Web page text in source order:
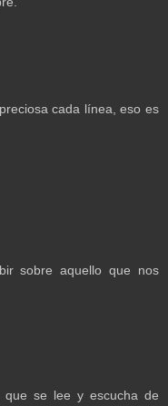
cada línea, eso es
sobre aquello que nos
que se lee y escucha de